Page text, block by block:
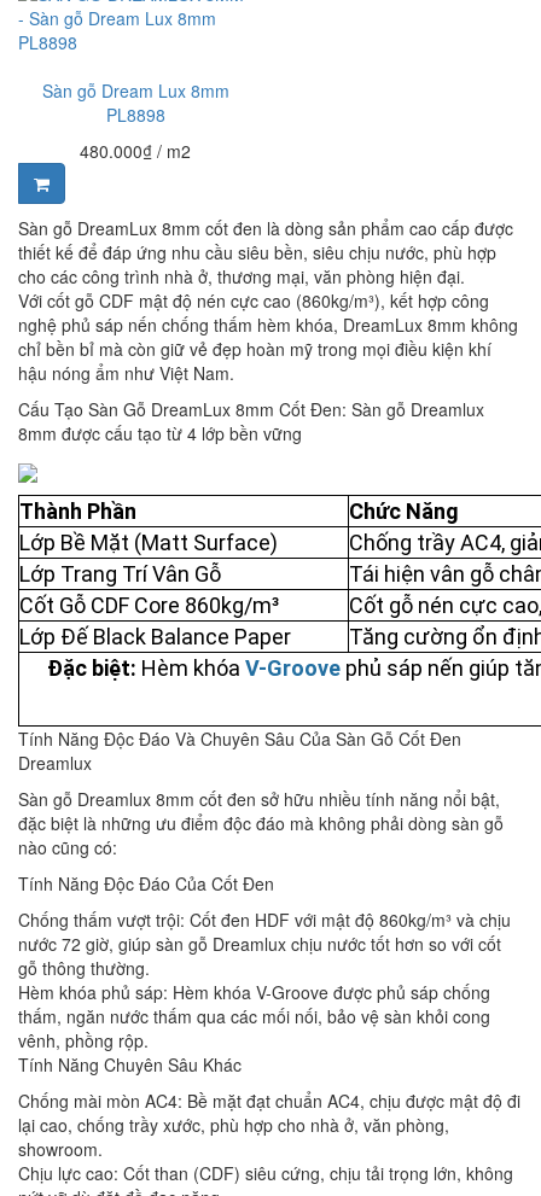
Sàn gỗ Dream Lux 8mm
PL8898
480.000₫ / m2
Sàn gỗ DreamLux 8mm cốt đen là dòng sản phẩm cao cấp được
thiết kế để đáp ứng nhu cầu siêu bền, siêu chịu nước, phù hợp
cho các công trình nhà ở, thương mại, văn phòng hiện đại.
Với cốt gỗ CDF mật độ nén cực cao (860kg/m³), kết hợp công
nghệ phủ sáp nến chống thấm hèm khóa, DreamLux 8mm không
chỉ bền bỉ mà còn giữ vẻ đẹp hoàn mỹ trong mọi điều kiện khí
hậu nóng ẩm như Việt Nam.
Cấu Tạo Sàn Gỗ DreamLux 8mm Cốt Đen: Sàn gỗ Dreamlux
8mm được cấu tạo từ 4 lớp bền vững
Thành Phần
Chức Năng
Lớp Bề Mặt (Matt Surface)
Chống trầy AC4,
Lớp Trang Trí Vân Gỗ
Tái hiện vân gỗ
Cốt Gỗ CDF Core 860kg/m³
Cốt gỗ nén cực
Lớp Đế Black Balance Paper
Tăng cường ổn
Đặc biệt: Hèm khóa V-Groove phủ sáp nến giúp
Tính Năng Độc Đáo Và Chuyên Sâu Của Sàn Gỗ Cốt Đen
Dreamlux
Sàn gỗ Dreamlux 8mm cốt đen sở hữu nhiều tính năng nổi bật,
đặc biệt là những ưu điểm độc đáo mà không phải dòng sàn gỗ
nào cũng có:
Tính Năng Độc Đáo Của Cốt Đen
Chống thấm vượt trội: Cốt đen HDF với mật độ 860kg/m³ và chịu
nước 72 giờ, giúp sàn gỗ Dreamlux chịu nước tốt hơn so với cốt
gỗ thông thường.
Hèm khóa phủ sáp: Hèm khóa V-Groove được phủ sáp chống
thấm, ngăn nước thấm qua các mối nối, bảo vệ sàn khỏi cong
vênh, phồng rộp.
Tính Năng Chuyên Sâu Khác
Chống mài mòn AC4: Bề mặt đạt chuẩn AC4, chịu được mật độ đi
lại cao, chống trầy xước, phù hợp cho nhà ở, văn phòng,
showroom.
Chịu lực cao: Cốt than (CDF) siêu cứng, chịu tải trọng lớn, không